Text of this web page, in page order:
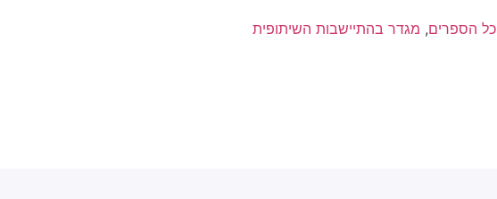
כל הספרים, מגדר בהתיישבות השיתופית